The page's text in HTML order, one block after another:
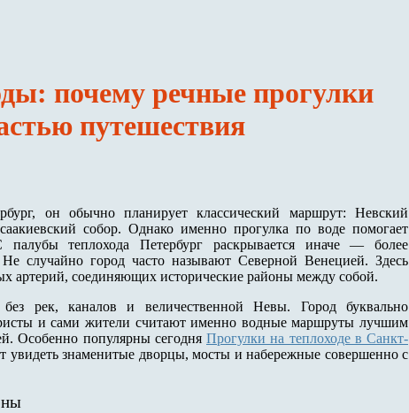
почему речные прогулки
путешествия
он обычно планирует классический маршрут: Невский
собор. Однако именно прогулка по воде помогает
теплохода Петербург раскрывается иначе — более
случайно город часто называют Северной Венецией. Здесь
артерий, соединяющих исторические районы между собой.
без рек, каналов и величественной Невы. Город буквально
и сами жители считают именно водные маршруты лучшим
Особенно популярны сегодня Прогулки на теплоходе в Санкт-
увидеть знаменитые дворцы, мосты и набережные совершенно с